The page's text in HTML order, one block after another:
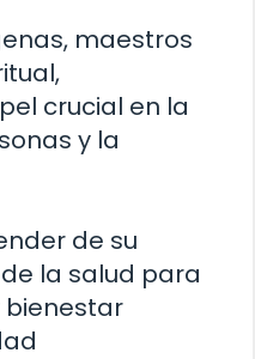
maestros
crucial en la
y la
de su
la salud para
bienestar